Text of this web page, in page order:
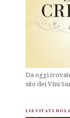
Da oggi
sito dei Vini
LIEVITATI